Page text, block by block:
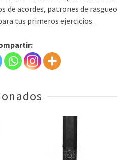
de acordes, patrones de rasgueo
tus primeros ejercicios.